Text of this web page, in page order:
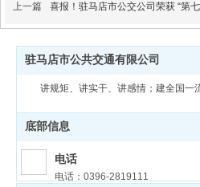
上一篇 喜报！驻马店市公交公司荣获 “第
驻马店市公共交通有限公司
讲规矩、讲实干、讲感情；建全国一
底部信息
电话
电话：0396-2819111